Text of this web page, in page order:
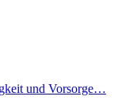
und Vorsorge…